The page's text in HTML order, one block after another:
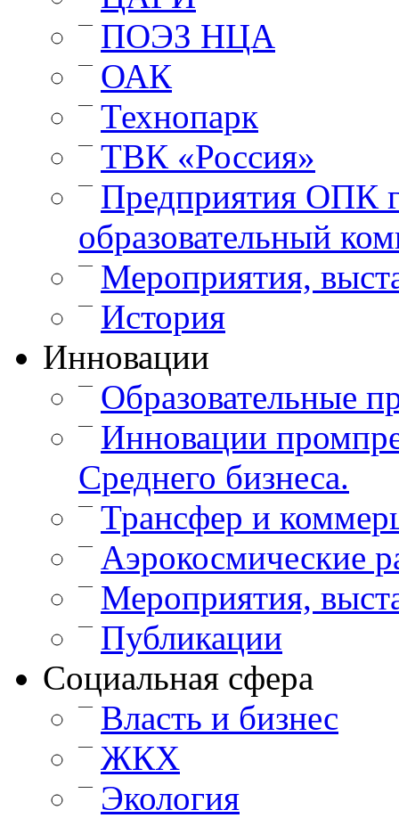
— ПОЭЗ НЦА
— ОАК
— Технопарк
— ТВК «Россия»
— Предприятия ОПК
образовательный
— Мероприятия,
— История
Инновации
— Образовательные
— Инновации
Среднего бизнеса.
— Трансфер и
— Аэрокосмические
— Мероприятия,
— Публикации
Cоциальная сфера
— Власть и бизнес
— ЖКХ
—
Экология